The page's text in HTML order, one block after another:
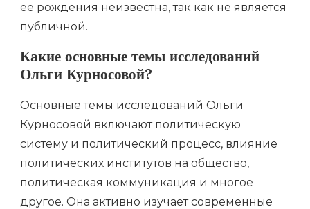
её рождения неизвестна, так как не является
публичной.
Какие основные темы исследований
Ольги Курносовой?
Основные темы исследований Ольги
Курносовой включают политическую
систему и политический процесс, влияние
политических институтов на общество,
политическая коммуникация и многое
другое. Она активно изучает современные